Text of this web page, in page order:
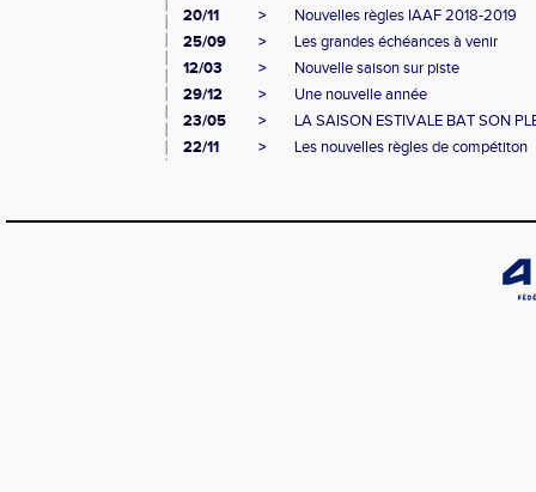
20/11
>
Nouvelles règles IAAF 2018-2019
25/09
>
Les grandes échéances à venir
12/03
>
Nouvelle saison sur piste
29/12
>
Une nouvelle année
23/05
>
LA SAISON ESTIVALE BAT SON
22/11
> Les nouvelles règles de compétiton